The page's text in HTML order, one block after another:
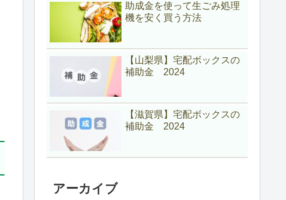
助成金を使って生ごみ処理
機を安く買う方法
【山梨県】宅配ボックスの
補助金 2024
【滋賀県】宅配ボックスの
補助金 2024
アーカイブ